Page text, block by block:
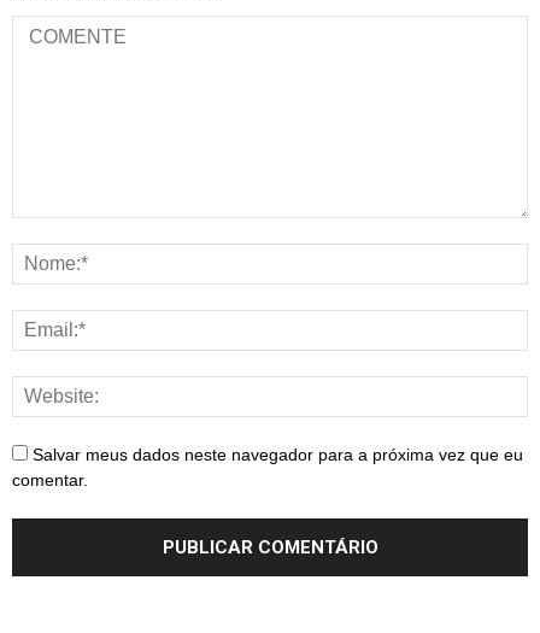
Salvar meus dados neste navegador para a próxima vez que eu
comentar.